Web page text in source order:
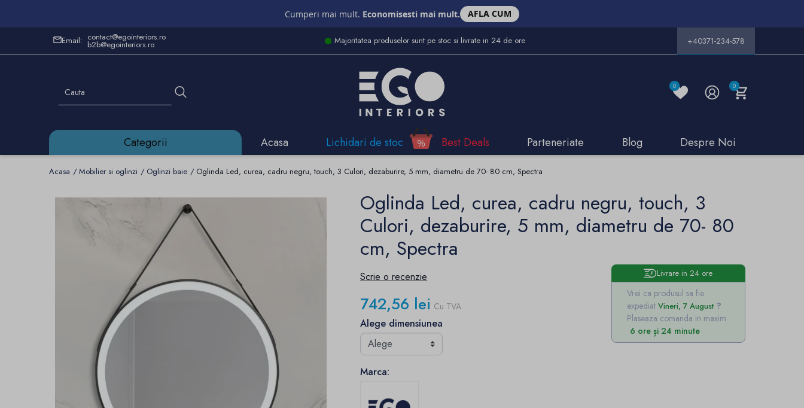
Cumperi mai mult. Economisesti mai mult. AFLA CUM
Email: contact@egointeriors.ro
b2b@egointeriors.ro Majoritatea produselor sunt pe stoc si livrate in 24 de ore +40371-234-578
0 0
Categorii Acasa Lichidari de stoc Best Deals Parteneriate Blog Despre Noi
Acasa Mobilier si oglinzi Oglinzi baie Oglinda Led, curea, cadru negru, touch, 3 Culori, dezaburire, 5 mm, diametru de 70- 80 cm, Spectra
Oglinda Led, curea, cadru negru, touch, 3
Culori, dezaburire, 5 mm, diametru de 70- 80
cm, Spectra
Livrare in 24 ore
Vrei ca produsul sa fie
expediat Vineri, 7 August
Plaseaza comanda in maxim
6 ore și 24 minute
Scrie o recenzie
742,56 lei Cu TVA
Alege dimensiunea
Marca: